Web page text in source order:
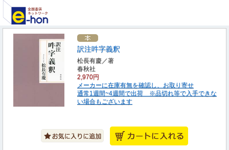
訳注吽字義釈
松長有慶／著
春秋社
2,970円
メーカーに在庫有無を確認し、お取り寄せ
通常1週間~4週間で出荷 ※品切れ等で入手できな
い場合もございます